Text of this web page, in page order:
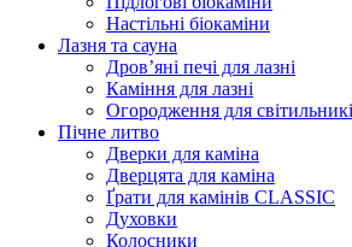
Настільні біокаміни
Лазня та сауна
Дров’яні печі для лазні
Каміння для лазні
Огородження для
Пічне литво
Дверки для каміна
Дверцята для каміна
Ґрати для камінів CLASSIC
Духовки
Колосники